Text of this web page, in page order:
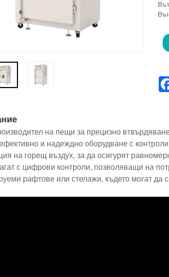
на пещи за прецизно
и надеждно оборудване с
на горещ въздух, за да осигурят
с цифрови контроли, позволяващи на
рафтове или стелажи, където могат да